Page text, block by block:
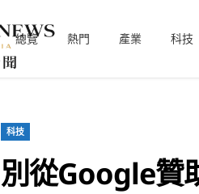
總覽 熱門 產業 科技
科技
別從Google贊